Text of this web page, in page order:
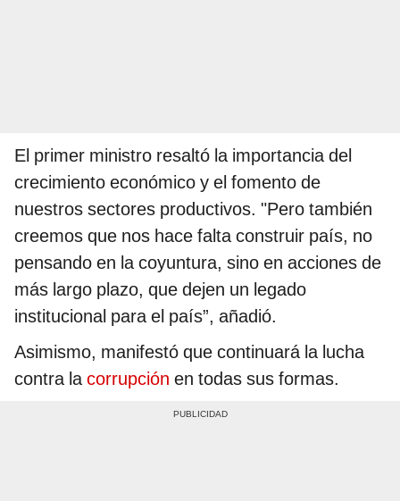
El primer ministro resaltó la importancia del
crecimiento económico y el fomento de
nuestros sectores productivos. "Pero también
creemos que nos hace falta construir país, no
pensando en la coyuntura, sino en acciones de
más largo plazo, que dejen un legado
institucional para el país”, añadió.
Asimismo, manifestó que continuará la lucha
contra lacorrupción en todas sus formas.